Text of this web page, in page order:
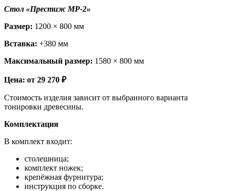
Стол «Престиж МР-2»
Размер: 1200 × 800 мм
Вставка: +380 мм
Максимальный размер: 1580 × 800 мм
Цена: от 29 270 ₽
Стоимость изделия зависит от выбранного варианта
тонировки древесины.
Комплектация
В комплект входит:
столешница;
комплект ножек;
крепёжная фурнитура;
инструкция по сборке.